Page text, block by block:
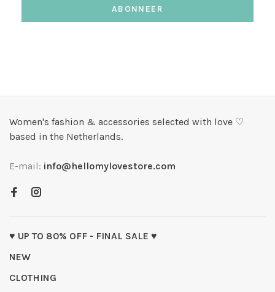
ABONNEER
Women's fashion & accessories selected with love ♡
based in the Netherlands.
E-mail: info@hellomylovestore.com
♥ UP TO 80% OFF - FINAL SALE ♥
NEW
CLOTHING